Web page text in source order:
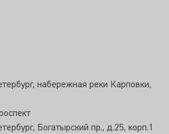
набережная реки Карповки,
Богатырский пр., д.25, корп.1